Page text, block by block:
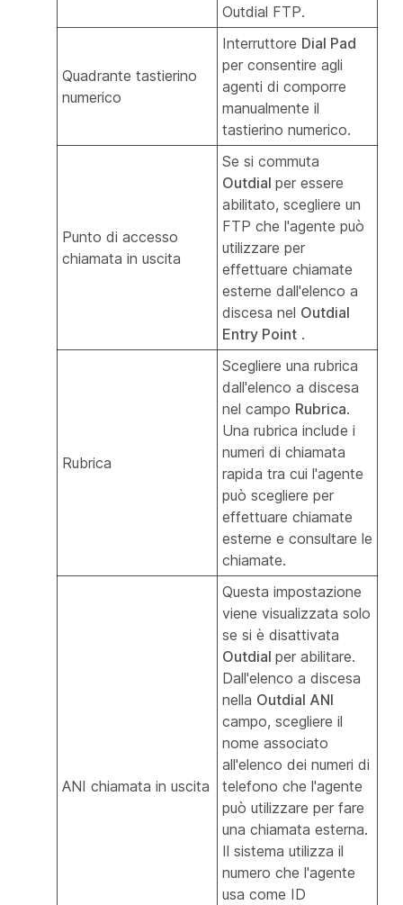
Outdial FTP.
Quadrante tastierino
numerico
Interruttore Dial Pad
per consentire agli
agenti di comporre
manualmente il
tastierino numerico.
Punto di accesso
chiamata in uscita
Se si commuta
Outdial per essere
abilitato, scegliere un
FTP che l'agente può
utilizzare per
effettuare chiamate
esterne dall'elenco a
discesa nel Outdial
Entry Point .
Rubrica
Scegliere una rubrica
dall'elenco a discesa
nel campo Rubrica.
Una rubrica include i
numeri di chiamata
rapida tra cui l'agente
può scegliere per
effettuare chiamate
esterne e consultare le
chiamate.
ANI chiamata in uscita
Questa impostazione
viene visualizzata solo
se si è disattivata
Outdial per abilitare.
Dall'elenco a discesa
nella Outdial ANI
campo, scegliere il
nome associato
all'elenco dei numeri di
telefono che l'agente
può utilizzare per fare
una chiamata esterna.
Il sistema utilizza il
numero che l'agente
usa come ID